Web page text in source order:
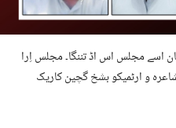
اسے مجلس اس اڈ تننگا۔ مجلس اِرا
و ارٹمیکو بشخ گچین کاریک